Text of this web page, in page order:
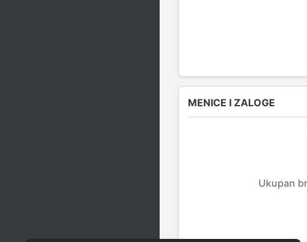
MENICE I ZALOGE
Ukupan